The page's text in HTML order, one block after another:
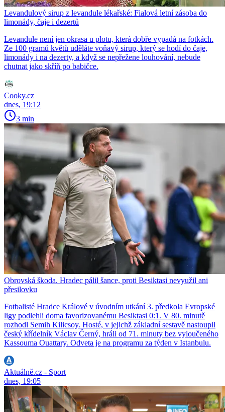
Levandulový sirup z levandule lékařské: Fialová letní zásoba do
limonády, čaje i dezertů
Levandule není jen okrasa u plotu, která dobře vypadá na fotkách.
Ze 100 gramů květů uděláte voňavý sirup, který se hodí do čaje,
limonády i na dezerty, a když se nepřežene louhování, nebude
chutnat jako skříň po babičce.
Cooky.cz
dnes, 19:12
3 min
Obrovská škoda. Hradec pálil šance, proti Besiktasi nevyužil ani
přesilovku
Fotbalisté Hradce Králové v úvodním utkání 3. předkola Evropské
ligy podlehli doma favorizovanému Besiktasi 0:1. V 80. minutě
rozhodl Semih Kilicsoy. Hosté, v jejichž základní sestavě nastoupil
český křídelník Václav Černý, hráli od 71. minuty bez vyloučeného
Kassouma Ouattary. Odveta je na programu za týden v Istanbulu.
Aktuálně.cz - Sport
dnes, 19:05